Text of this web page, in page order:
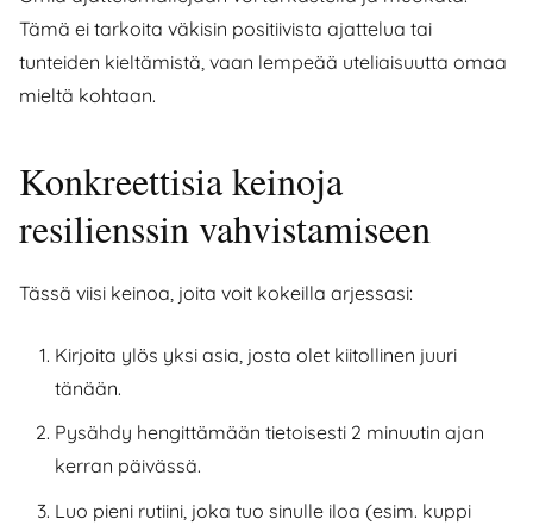
Tämä ei tarkoita väkisin positiivista ajattelua tai
tunteiden kieltämistä, vaan lempeää uteliaisuutta omaa
mieltä kohtaan.
Konkreettisia keinoja
resilienssin vahvistamiseen
Tässä viisi keinoa, joita voit kokeilla arjessasi:
Kirjoita ylös yksi asia, josta olet kiitollinen juuri
tänään.
Pysähdy hengittämään tietoisesti 2 minuutin ajan
kerran päivässä.
Luo pieni rutiini, joka tuo sinulle iloa (esim. kuppi